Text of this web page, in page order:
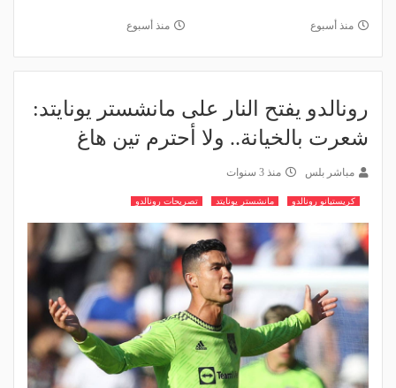
منذ أسبوع منذ أسبوع
رونالدو يفتح النار على مانشستر يونايتد:
شعرت بالخيانة.. ولا أحترم تين هاغ
مباشر بلس منذ 3 سنوات
كريستيانو رونالدو مانشستر يونايتد تصريحات رونالدو